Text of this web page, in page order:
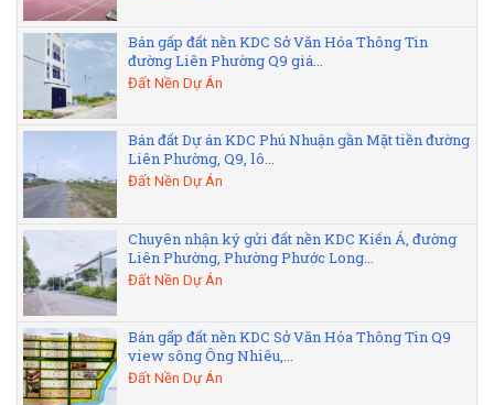
Bán gấp đất nền KDC Sở Văn Hóa Thông Tin
đường Liên Phường Q9 giá...
Đất Nền Dự Án
Bán đất Dự án KDC Phú Nhuận gần Mặt tiền đường
Liên Phường, Q9, lô...
Đất Nền Dự Án
Chuyên nhận ký gửi đất nền KDC Kiến Á, đường
Liên Phường, Phường Phước Long...
Đất Nền Dự Án
Bán gấp đất nền KDC Sở Văn Hóa Thông Tin Q9
view sông Ông Nhiêu,...
Đất Nền Dự Án